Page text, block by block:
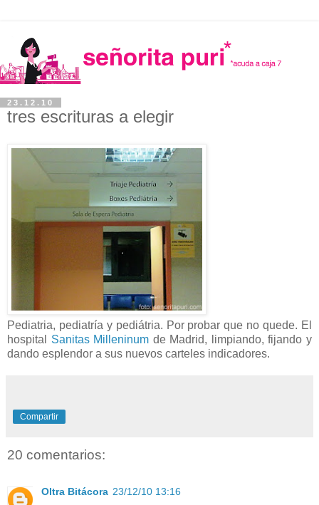
23.12.10
tres escrituras a elegir
Pediatria, pediatría y pediátria. Por probar que no quede. El
hospital Sanitas Milleninum de Madrid, limpiando, fijando y
dando esplendor a sus nuevos carteles indicadores.
Compartir
20 comentarios:
Oltra Bitácora 23/12/10 13:16